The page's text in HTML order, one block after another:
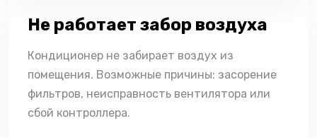
Не работает забор воздуха
Кондиционер не забирает воздух из
помещения. Возможные причины: засорение
фильтров, неисправность вентилятора или
сбой контроллера.